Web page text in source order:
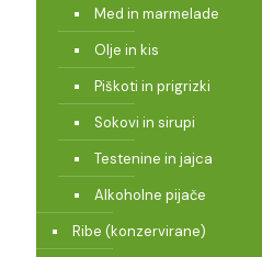
Med in marmelade
Olje in kis
Piškoti in prigrizki
Sokovi in sirupi
Testenine in jajca
Alkoholne pijače
Ribe (konzervirane)